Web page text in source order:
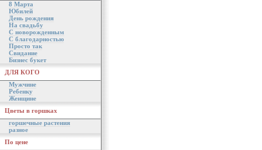
8 Марта
Юбилей
День рождения
На свадьбу
С новорожденным
С благодарностью
Просто так
Свидание
Бизнес букет
ДЛЯ КОГО
Мужчине
Ребенку
Женщине
Цветы в горшках
горшечные растения
разное
По цене